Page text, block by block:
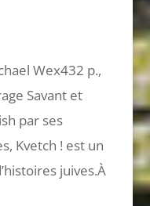
Wex432 p.,
Savant et
par ses
Kvetch ! est un
juives.À